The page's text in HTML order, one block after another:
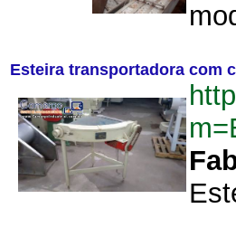
Esteira transportadora com